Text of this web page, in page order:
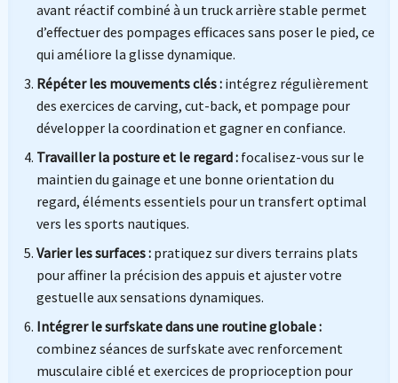
avant réactif combiné à un truck arrière stable permet
d’effectuer des pompages efficaces sans poser le pied, ce
qui améliore la glisse dynamique.
Répéter les mouvements clés :intégrez régulièrement
des exercices de carving, cut-back, et pompage pour
développer la coordination et gagner en confiance.
Travailler la posture et le regard :focalisez-vous sur le
maintien du gainage et une bonne orientation du
regard, éléments essentiels pour un transfert optimal
vers les sports nautiques.
Varier les surfaces :pratiquez sur divers terrains plats
pour affiner la précision des appuis et ajuster votre
gestuelle aux sensations dynamiques.
Intégrer le surfskate dans une routine globale :
combinez séances de surfskate avec renforcement
musculaire ciblé et exercices de proprioception pour